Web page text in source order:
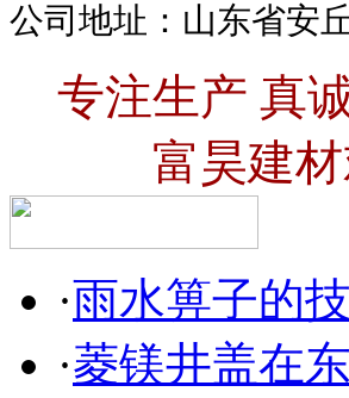
公司地址：山东省安
专注生产 真
富昊建材欢
·雨水箅子的
·菱镁井盖在